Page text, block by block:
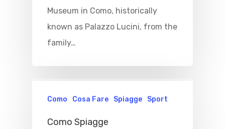
Museum in Como, historically
known as Palazzo Lucini, from the
family…
Como Cosa Fare Spiagge Sport
Como Spiagge